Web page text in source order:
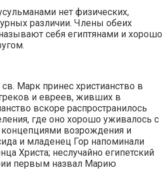
нет физических,
различии. Члены обеих
себя египтянами и хорошо
св. Марк принес христианство в
и евреев, живших в
вскоре распространилось
где оно хорошо уживалось с
возрождения и
и младенец Гор напоминали
Христа; неслучайно египетский
первым назвал Марию